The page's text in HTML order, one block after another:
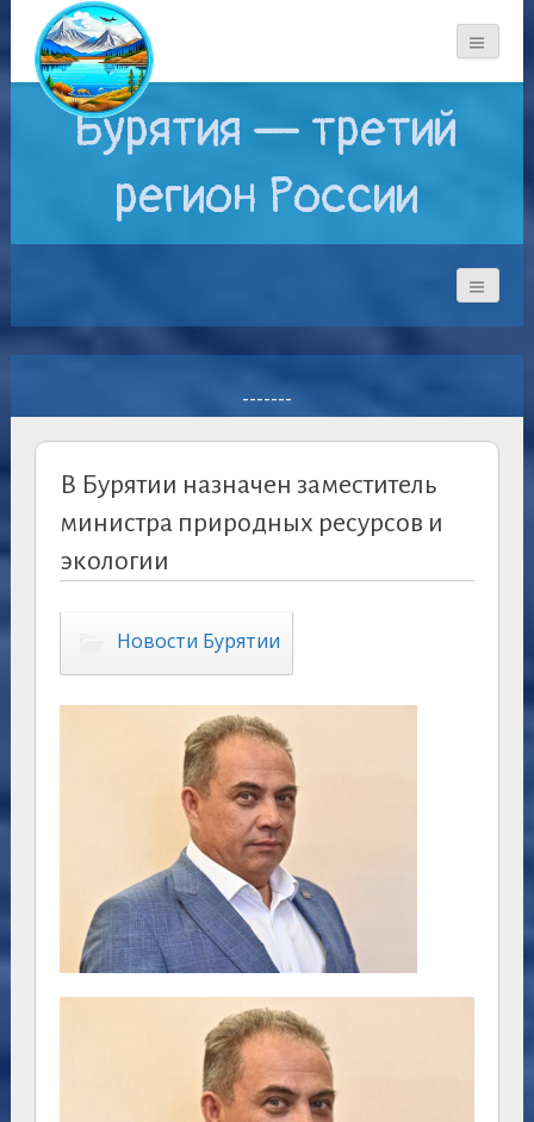
Бурятия — третий
регион России
-------
В Бурятии назначен заместитель
министра природных ресурсов и
экологии
Новости Бурятии